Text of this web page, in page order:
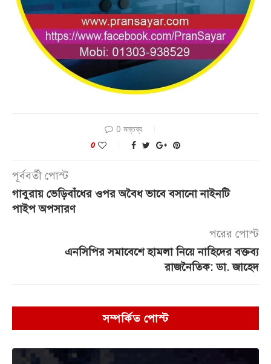
0 মন্তব্য
0
পূর্ববর্তী পোস্ট
গাবুরায় ভেড়িবাঁধের ওপর অবৈধ ভাবে বসানো নাইনটি
পাইপ অপসারণ
পরের পোস্ট
এনসিপির সমাবেশে হামলা নিয়ে নাহিদের বক্তব্য
রাজনৈতিক: ডা. জাহেদ
সম্পর্কিত পোস্ট